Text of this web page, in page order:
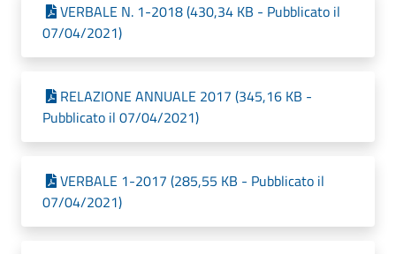
VERBALE N. 1-2018 (430,34 KB - Pubblicato il
07/04/2021)
RELAZIONE ANNUALE 2017 (345,16 KB -
Pubblicato il 07/04/2021)
VERBALE 1-2017 (285,55 KB - Pubblicato il
07/04/2021)